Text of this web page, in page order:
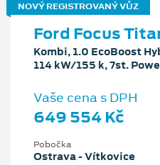
NOVÝ REGISTROVANÝ VŮZ
Ford Focus
Kombi, 1.0 EcoBoost
114 kW/155 k, 7st.
Vaše cena s DPH
649 554 Kč
Pobočka
Ostrava - Vítkovice